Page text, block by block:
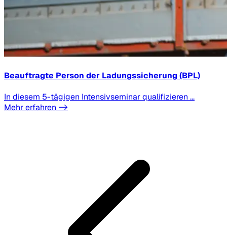
Beauftragte Person der Ladungssicherung (BPL)
In diesem 5-tägigen Intensivseminar qualifizieren ...
Mehr erfahren ->